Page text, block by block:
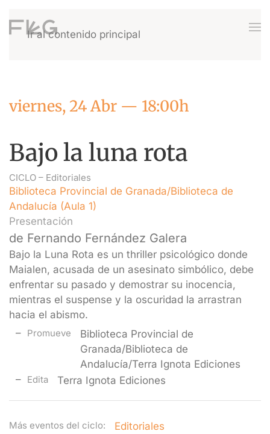
Ir al contenido principal
viernes, 24 Abr — 18:00h
Bajo la luna rota
CICLO – Editoriales
Biblioteca Provincial de Granada/Biblioteca de
Andalucía (Aula 1)
Presentación
de Fernando Fernández Galera
Bajo la Luna Rota es un thriller psicológico donde
Maialen, acusada de un asesinato simbólico, debe
enfrentar su pasado y demostrar su inocencia,
mientras el suspense y la oscuridad la arrastran
hacia el abismo.
Promueve
Biblioteca Provincial de
Granada/Biblioteca de
Andalucía/Terra Ignota Ediciones
Edita Terra Ignota Ediciones
Más eventos del ciclo: Editoriales